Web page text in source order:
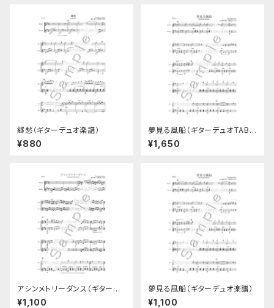
郷愁（ギターデュオ楽譜）
¥880
夢見る風船（ギターデュオTAB
譜付き楽譜）
¥1,650
アシンメトリーダンス（ギターデ
ュオ楽譜）
¥1,100
夢見る風船（ギターデュオ楽譜）
¥1,100